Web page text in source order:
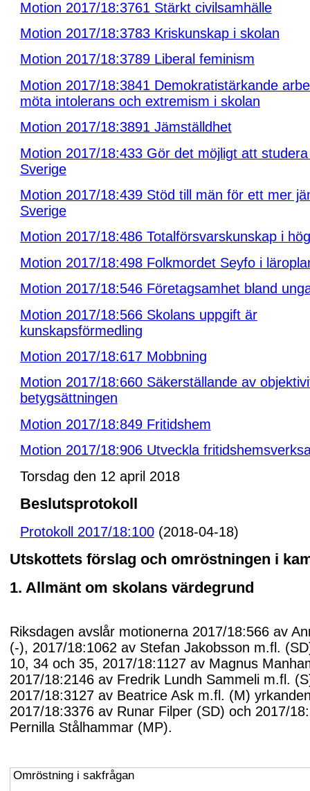
Motion 2017/18:3761 Stärkt civilsamhälle
Motion 2017/18:3783 Kriskunskap i skolan
Motion 2017/18:3789 Liberal feminism
Motion 2017/18:3841 Demokratistärkande
möta intolerans och extremism i skolan
Motion 2017/18:3891 Jämställdhet
Motion 2017/18:433 Gör det möjligt att
Sverige
Motion 2017/18:439 Stöd till män för ett mer
Sverige
Motion 2017/18:486 Totalförsvarskunskap i
Motion 2017/18:498 Folkmordet Seyfo i
Motion 2017/18:546 Företagsamhet bland
Motion 2017/18:566 Skolans uppgift är
kunskapsförmedling
Motion 2017/18:617 Mobbning
Motion 2017/18:660 Säkerställande av
betygsättningen
Motion 2017/18:849 Fritidshem
Motion 2017/18:906 Utveckla
Torsdag den 12 april 2018
Beslutsprotokoll
Protokoll 2017/18:100(2018-04-18)
Utskottets förslag och omröstningen i
1. Allmänt om skolans värdegrund
Riksdagen avslår motionerna 2017/18:566 av
(-), 2017/18:1062 av Stefan Jakobsson m.fl.
10, 34 och 35, 2017/18:1127 av Magnus
2017/18:2146 av Fredrik Lundh Sammeli m.fl.
2017/18:3127 av Beatrice Ask m.fl. (M)
2017/18:3376 av Runar Filper (SD) och 2017/
Pernilla Stålhammar (MP).
Omröstning i sakfrågan